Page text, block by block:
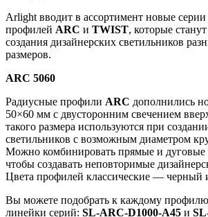
Arlight вводит в ассортимент новые
профилей ARC и TWIST, которые
создания дизайнерских светильников
размеров.
ARC 5060
Радиусные профили ARC дополнились
50×60 мм с двусторонним свечением
такого размера используются при
светильников с возможным диаметром
Можно комбинировать прямые и дуговые
чтобы создавать неповторимые
Цвета профилей классические — черный
Вы можете подобрать к каждому
линейки серий: SL-ARC-D1000-A45 и